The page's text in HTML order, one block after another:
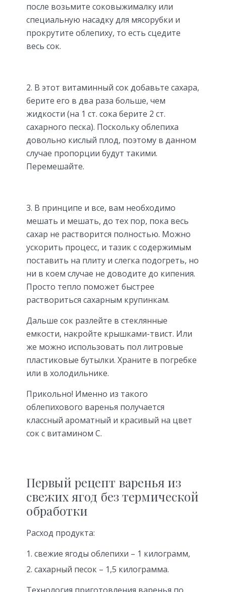
после возьмите соковыжималку или
специальную насадку для мясорубки и
прокрутите облепиху, то есть сцедите
весь сок.
2. В этот витаминный сок добавьте сахара,
берите его в два раза больше, чем
жидкости (на 1 ст. сока берите 2 ст.
сахарного песка). Поскольку облепиха
довольно кислый плод, поэтому в данном
случае пропорции будут такими.
Перемешайте.
3. В принципе и все, вам необходимо
мешать и мешать, до тех пор, пока весь
сахар не растворится полностью. Можно
ускорить процесс, и тазик с содержимым
поставить на плиту и слегка подогреть, но
ни в коем случае не доводите до кипения.
Просто тепло поможет быстрее
раствориться сахарным крупинкам.
Дальше сок разлейте в стеклянные
емкости, накройте крышками-твист. Или
же можно использовать пол литровые
пластиковые бутылки. Храните в погребке
или в холодильнике.
Прикольно! Именно из такого
облепихового варенья получается
классный ароматный и красивый на цвет
сок с витамином С.
Первый рецепт варенья из
свежих ягод без термической
обработки
Расход продукта:
свежие ягоды облепихи – 1 килограмм,
сахарный песок – 1,5 килограмма.